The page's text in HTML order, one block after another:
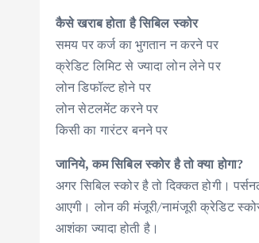
कैसे खराब होता है सिबिल स्कोर
समय पर कर्ज का भुगतान न करने पर
क्रेडिट लिमिट से ज्यादा लोन लेने पर
लोन डिफॉल्ट होने पर
लोन सेटलमेंट करने पर
किसी का गारंटर बनने पर
जानिये, कम सिबिल स्कोर है तो क्या होगा?
अगर सिबिल स्कोर है तो दिक्कत होगी।
आएगी। लोन की मंजूरी/नामंजूरी क्रेडिट
आशंका ज्यादा होती है।